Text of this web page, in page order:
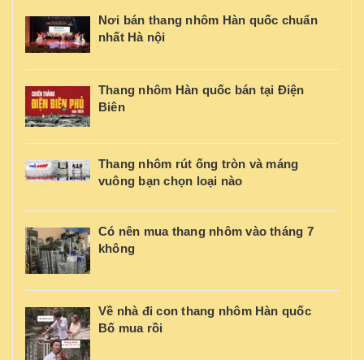
Nơi bán thang nhôm Hàn quốc chuẩn
nhất Hà nội
Thang nhôm Hàn quốc bán tại Điện
Biên
Thang nhôm rút ống tròn và máng
vuông bạn chọn loại nào
Có nên mua thang nhôm vào tháng 7
không
Về nhà đi con thang nhôm Hàn quốc
Bố mua rồi